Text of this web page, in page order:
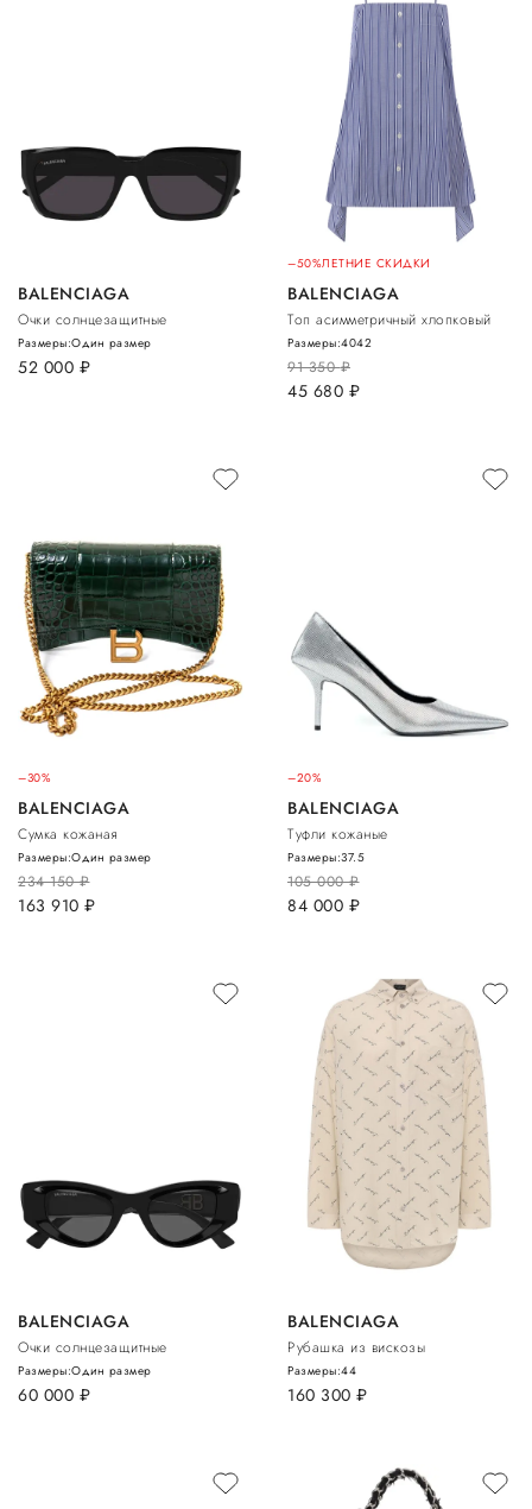
BALENCIAGA
Очки солнцезащитные
52 000 руб.
Размеры:Один размер
–50%ЛЕТНИЕ СКИДКИ
BALENCIAGA
Топ асимметричный хлопковый
91 350руб.
45 680 руб.
Размеры:4042
–30%
BALENCIAGA
Сумка кожаная
234 150руб.
163 910 руб.
Размеры:Один размер
–20%
BALENCIAGA
Туфли кожаные
105 000руб.
84 000 руб.
Размеры:37.5
BALENCIAGA
Очки солнцезащитные
60 000 руб.
Размеры:Один размер
BALENCIAGA
Рубашка из вискозы
160 300 руб.
Размеры:44